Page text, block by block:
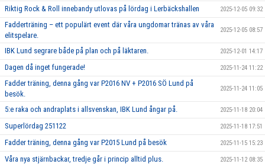
Riktig Rock & Roll innebandy utlovas på lördag i Lerbäckshallen 2025-12-05 09:32
Fadderträning – ett populärt event där våra ungdomar tränas av våra
elitspelare.
2025-12-05 08:57
IBK Lund segrare både på plan och på läktaren. 2025-12-01 14:17
Dagen då inget fungerade! 2025-11-24 11:22
Fadder träning, denna gång var P2016 NV + P2016 SÖ Lund på
besök.
2025-11-24 11:05
5:e raka och andraplats i allsvenskan, IBK Lund ångar på. 2025-11-18 20:04
Superlördag 251122 2025-11-18 17:51
Fadder träning, denna gång var P2015 Lund på besök 2025-11-15 15:23
Våra nya stjärnbackar, tredje går i princip alltid plus. 2025-11-12 08:35